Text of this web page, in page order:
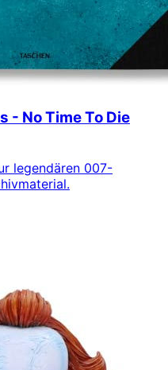
- No Time To Die
legendären 007-